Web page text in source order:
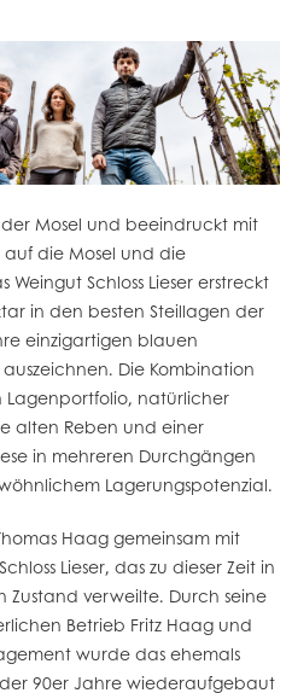
der Mosel und beeindruckt mit
die Mosel und die
Schloss Lieser erstreckt
in den besten Steillagen der
einzigartigen blauen
Die Kombination
Lagenportfolio, natürlicher
alten Reben und einer
in mehreren Durchgängen
Lagerungspotenzial.
Haag gemeinsam mit
Lieser, das zu dieser Zeit in
Zustand verweilte. Durch seine
Betrieb Fritz Haag und
wurde das ehemals
90er Jahre wiederaufgebaut